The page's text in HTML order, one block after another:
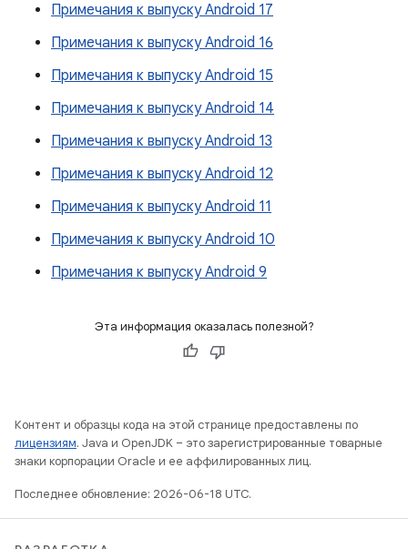
Примечания к выпуску Android 17
Примечания к выпуску Android 16
Примечания к выпуску Android 15
Примечания к выпуску Android 14
Примечания к выпуску Android 13
Примечания к выпуску Android 12
Примечания к выпуску Android 11
Примечания к выпуску Android 10
Примечания к выпуску Android 9
Эта информация оказалась полезной?
Контент и образцы кода на этой странице предоставлены по
лицензиям. Java и OpenJDK – это зарегистрированные товарные
знаки корпорации Oracle и ее аффилированных лиц.
Последнее обновление: 2026-06-18 UTC.